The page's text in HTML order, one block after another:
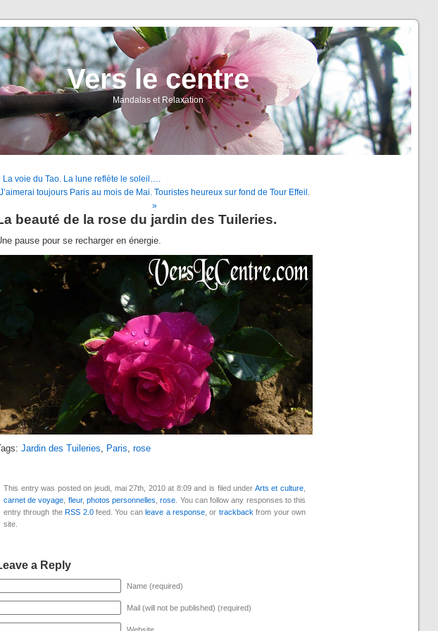
Vers le centre
Mandalas et Relaxation
La voie du Tao. La lune reflète le soleil….
toujours Paris au mois de Mai. Touristes heureux sur fond de Tour Effeil.
»
beauté de la rose du jardin des Tuileries.
pause pour se recharger en énergie.
Jardin des Tuileries, Paris, rose
This entry was posted on jeudi, mai 27th, 2010 at 8:09 and is filed under Arts et culture
carnet de voyage fleur, photos personnelles ,rose . You can follow any responses to this
entry through the RSS 2.0feed. You can leave a response , or trackback from your own
site.
a Reply
Name (required)
Mail (will not be published) (required)